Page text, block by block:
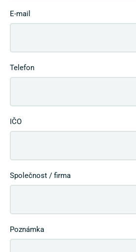
E-mail
Telefon
IČO
Společnost / firma
Poznámka